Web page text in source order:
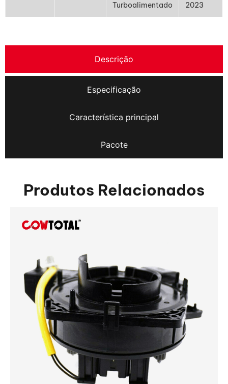
Turboalimentado
2023
Descrição
Especificação
Característica principal
Pacote
Produtos Relacionados